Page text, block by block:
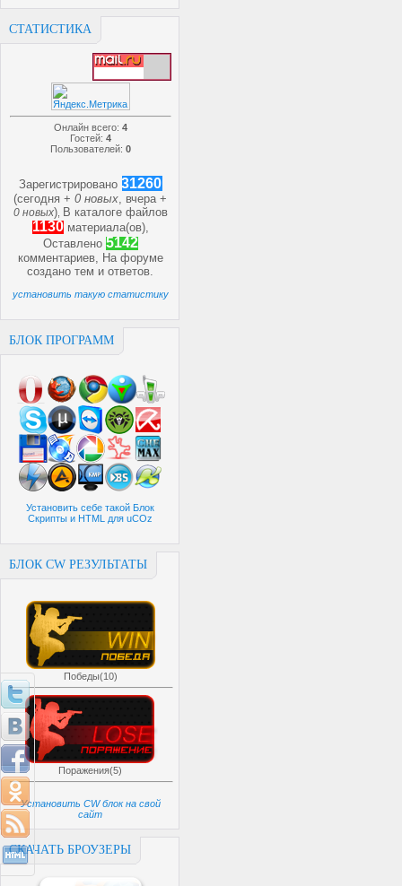
СТАТИСТИКА
Онлайн всего: 4
Гостей: 4
Пользователей: 0
Зарегистрировано 31260
(сегодня +0 новых, вчера +
0 новых) В каталоге файлов
1130 материала(ов),
Оставлено 5142
комментариев, На форуме
созданотем иответов.
установить такую статистику
БЛОК ПРОГРАММ
Установить себе такой Блок
Скрипты и HTML для uCOz
БЛОК CW РЕЗУЛЬТАТЫ
Победы(10)
Поражения(5)
Установить CW блок на свой
сайт
СКАЧАТЬ БРОУЗЕРЫ